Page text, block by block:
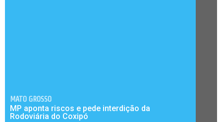
MATO GROSSO
MP aponta riscos e pede interdição da
Rodoviária do Coxipó